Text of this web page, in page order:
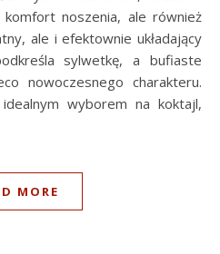
noszenia, ale również
ale i efektownie układający
sylwetkę, a bufiaste
nowoczesnego charakteru.
wyborem na koktajl,
MORE